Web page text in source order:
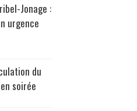
Jonage :
urgence
du
soirée